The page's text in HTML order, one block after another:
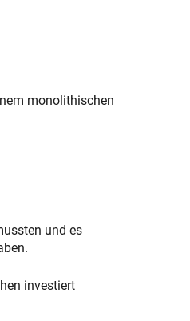
monolithischen
und es
investiert